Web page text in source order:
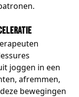
joggen in een
afremmen,
bewegingen